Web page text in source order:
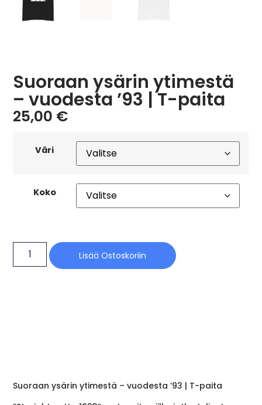
Suoraan ysärin ytimestä
– vuodesta ’93 | T-paita
25,00 €
Väri
Koko
Lisää Ostoskoriin
Suoraan ysärin ytimestä – vuodesta ’93 | T-paita